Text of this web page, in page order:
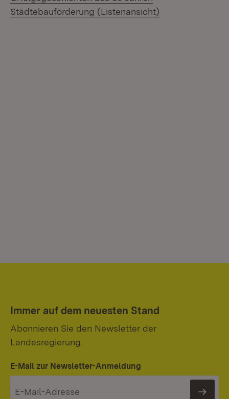
Städtebauförderung (Listenansicht)
Immer auf dem neuesten Stand
Abonnieren Sie den Newsletter der
Landesregierung.
E-Mail zur Newsletter-Anmeldung